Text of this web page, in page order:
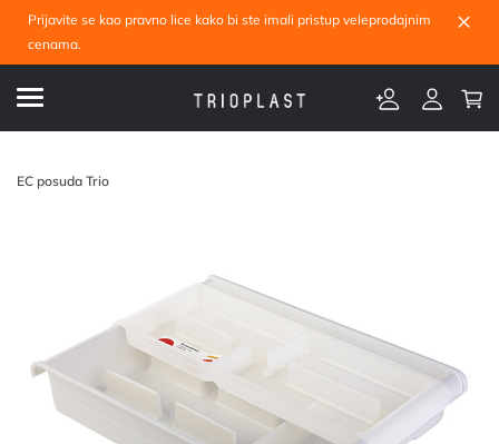
Prijavite se kao pravno lice kako bi ste imali pristup veleprodajnim
cenama.
×
EC posuda Trio